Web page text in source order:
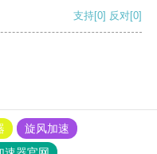
支持[0] 反对[0]
旋风加速